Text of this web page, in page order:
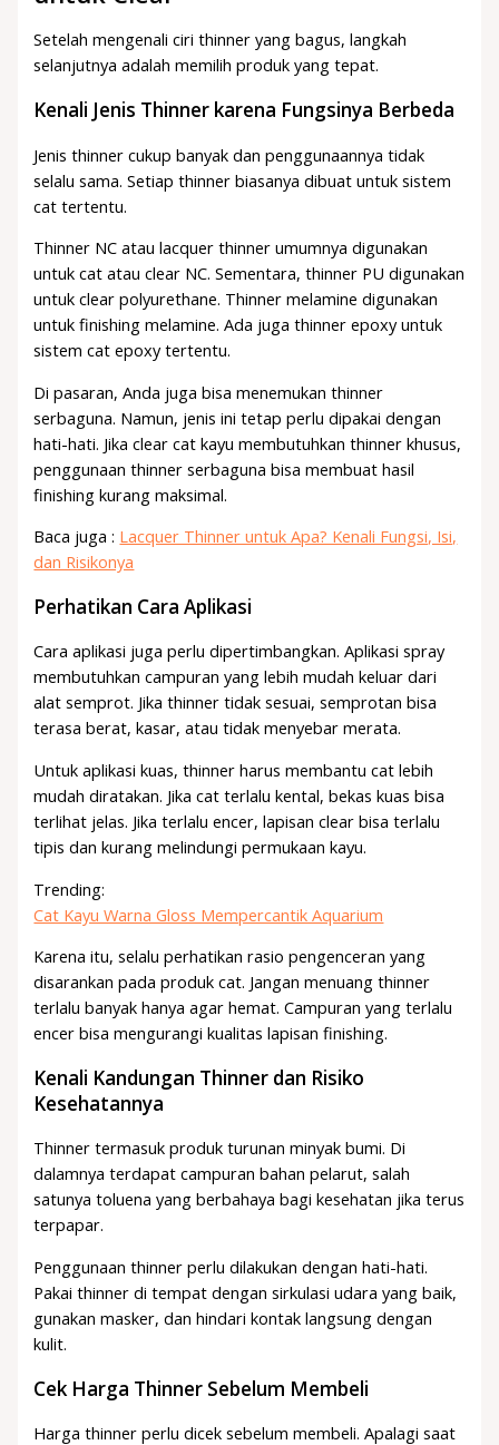
Setelah mengenali ciri thinner yang bagus, langkah
selanjutnya adalah memilih produk yang tepat.
Kenali Jenis Thinner karena Fungsinya Berbeda
Jenis thinner cukup banyak dan penggunaannya tidak
selalu sama. Setiap thinner biasanya dibuat untuk sistem
cat tertentu.
Thinner NC atau lacquer thinner umumnya digunakan
untuk cat atau clear NC. Sementara, thinner PU digunakan
untuk clear polyurethane. Thinner melamine digunakan
untuk finishing melamine. Ada juga thinner epoxy untuk
sistem cat epoxy tertentu.
Di pasaran, Anda juga bisa menemukan thinner
serbaguna. Namun, jenis ini tetap perlu dipakai dengan
hati-hati. Jika clear cat kayu membutuhkan thinner khusus,
penggunaan thinner serbaguna bisa membuat hasil
finishing kurang maksimal.
Baca juga : Lacquer Thinner untuk Apa? Kenali Fungsi, Isi,
dan Risikonya
Perhatikan Cara Aplikasi
Cara aplikasi juga perlu dipertimbangkan. Aplikasi spray
membutuhkan campuran yang lebih mudah keluar dari
alat semprot. Jika thinner tidak sesuai, semprotan bisa
terasa berat, kasar, atau tidak menyebar merata.
Untuk aplikasi kuas, thinner harus membantu cat lebih
mudah diratakan. Jika cat terlalu kental, bekas kuas bisa
terlihat jelas. Jika terlalu encer, lapisan clear bisa terlalu
tipis dan kurang melindungi permukaan kayu.
Trending:
Cat Kayu Warna Gloss Mempercantik Aquarium
Karena itu, selalu perhatikan rasio pengenceran yang
disarankan pada produk cat. Jangan menuang thinner
terlalu banyak hanya agar hemat. Campuran yang terlalu
encer bisa mengurangi kualitas lapisan finishing.
Kenali Kandungan Thinner dan Risiko
Kesehatannya
Thinner termasuk produk turunan minyak bumi. Di
dalamnya terdapat campuran bahan pelarut, salah
satunya toluena yang berbahaya bagi kesehatan jika terus
terpapar.
Penggunaan thinner perlu dilakukan dengan hati-hati.
Pakai thinner di tempat dengan sirkulasi udara yang baik,
gunakan masker, dan hindari kontak langsung dengan
kulit.
Cek Harga Thinner Sebelum Membeli
Harga thinner perlu dicek sebelum membeli. Apalagi saat